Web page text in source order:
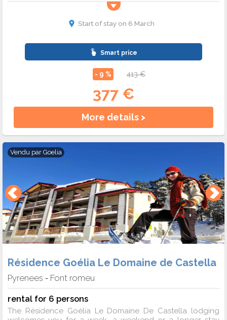
Start of stay on 6 March
Smart price
- 9 % 413 €
377 €
More details >
Vendu par Goelia
Résidence Goélia Le Domaine de Castella
Pyrenees - Font romeu
rental for 6 persons
The Résidence Goélia Le Domaine De Castella lodging